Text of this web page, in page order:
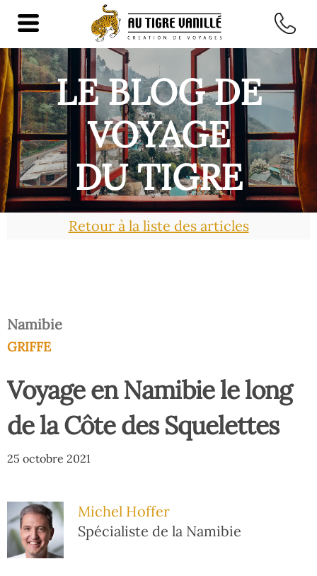
LE BLOG DE
VOYAGE
DU TIGRE
Retour à la liste des articles
Namibie
GRIFFE
Voyage en Namibie le long
de la Côte des Squelettes
25 octobre 2021
Michel Hoffer
Spécialiste de la Namibie